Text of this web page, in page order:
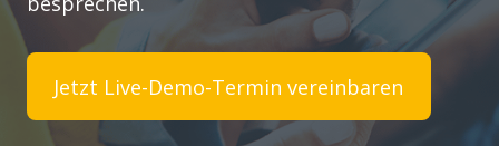
Jetzt Live-Demo-Termin vereinbaren